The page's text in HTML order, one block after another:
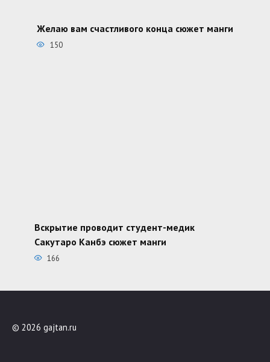
Желаю вам счастливого конца сюжет манги
150
Вскрытие проводит студент-медик
Сакутаро Канбэ сюжет манги
166
© 2026 gajtan.ru